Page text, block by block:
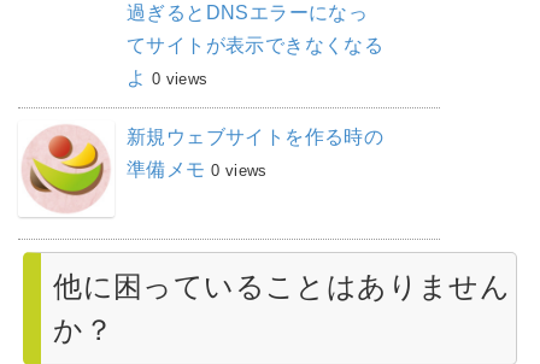
過ぎるとDNSエラーになっ
てサイトが表示できなくなる
よ 0 views
新規ウェブサイトを作る時の
準備メモ 0 views
他に困っていることはありません
か？